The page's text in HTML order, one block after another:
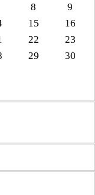
8
9
15
16
22
23
29
30